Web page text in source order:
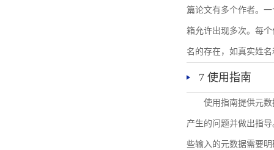
篇论文有多个作者。
箱允许出现多次。每
名的存在，如真实姓
7 使用指南
使用指南提供元
产生的问题并做出指
些输入的元数据需要